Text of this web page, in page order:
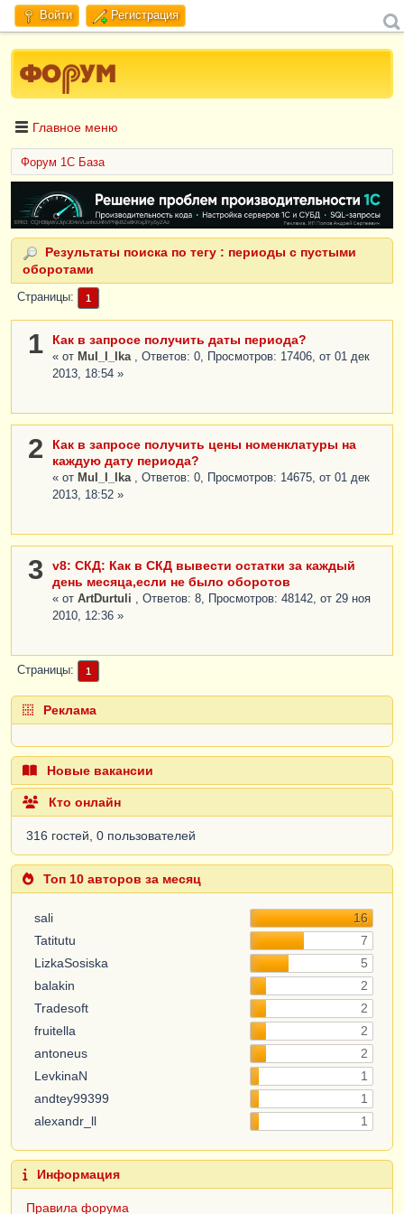
Войти Регистрация
Главное меню
Форум 1C База
ERID: CQH36pWzJqVJD4xVLsnhcU4hVPNjkBZe8KKxjJiYySyZAz
Результаты поиска по тегу : периоды с пустыми
оборотами
Страницы 1
1 Как в запросе получить даты периода?
« от MuI_I_Ika
, Ответов: 0, Просмотров: 17406, от 01 дек
2013, 18:54 »
2
Как в запросе получить цены номенклатуры на
каждую дату периода?
« от MuI_I_Ika
, Ответов: 0, Просмотров: 14675, от 01 дек
2013, 18:52 »
3
v8: СКД: Как в СКД вывести остатки за каждый
день месяца,если не было оборотов
« от ArtDurtuli
, Ответов: 8, Просмотров: 48142, от 29 ноя
2010, 12:36 »
Страницы 1
Реклама
Новые вакансии
Кто онлайн
316 гостей, 0 пользователей
Топ 10 авторов за месяц
sali
16
Tatitutu
7
LizkaSosiska
5
balakin
2
Tradesoft
2
fruitella
2
antoneus
2
LevkinaN
1
andtey99399
1
alexandr_ll
1
Информация
Правила форума